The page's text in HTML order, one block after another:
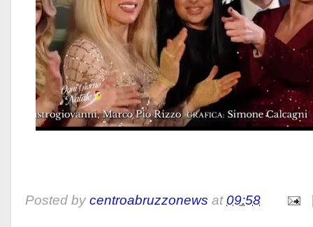
Posted by centroabruzzonews at09:58